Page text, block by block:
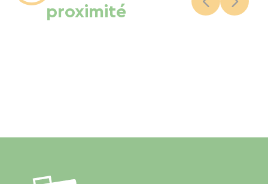
proximité